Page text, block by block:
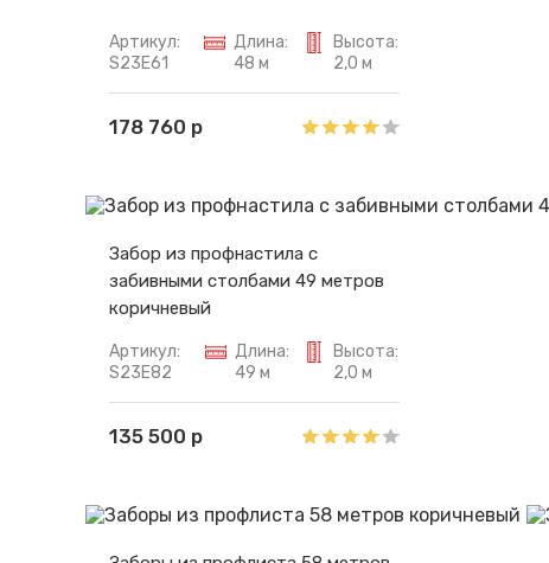
Артикул:
S23E61
Длина:
48 м
Высота:
2,0 м
178 760 р
Забор из профнастила с
забивными столбами 49 метров
коричневый
Артикул:
S23E82
Длина:
49 м
Высота:
2,0 м
135 500 р